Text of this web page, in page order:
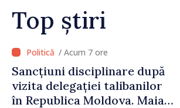
Top știri
/ Acum 7 ore
Sancțiuni disciplinare după
vizita delegației talibanilor
în Republica Moldova. Maia